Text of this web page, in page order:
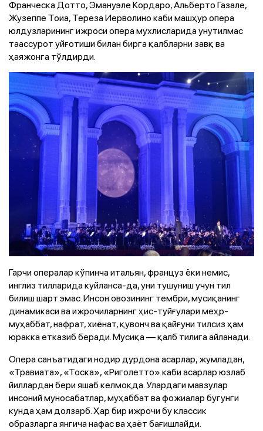
Франческа Дотто, Эмануэле Кордаро, Альберто Газале,
Жузеппе Тоиа, Тереза Иерволино каби машҳур опера
юлдузларининг ижроси опера мухлисларида унутилмас
таассурот уйғотиши билан бирга қалбларни завқ ва
ҳаяжонга тўлдирди.
Гарчи опералар кўпинча итальян, француз ёки немис,
инглиз тилларида куйланса-да, уни тушуниш учун тил
билиш шарт эмас. Инсон овозининг тембри, мусиқанинг
динамикаси ва ижрочиларнинг ҳис-туйғулари меҳр-
муҳаббат, нафрат, хиёнат, қувонч ва қайғуни тилсиз ҳам
юракка етказиб беради. Мусиқа — қалб тилига айланади.
Опера санъатидаги нодир дурдона асарлар, жумладан,
«Травиата», «Тоска», «Риголетто» каби асарлар юзлаб
йиллардан бери яшаб келмоқда. Улардаги мавзулар
инсоний муносабатлар, муҳаббат ва фожиалар бугунги
кунда ҳам долзарб. Ҳар бир ижрочи бу классик
образларга янгича нафас ва ҳаёт бағишлайди.